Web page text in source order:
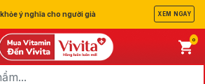
ý nghĩa cho người già XEM NGAY
0